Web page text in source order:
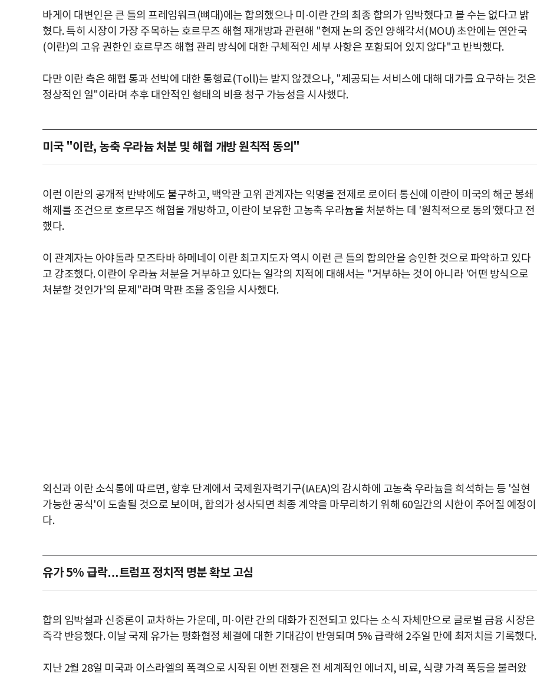
바게이 대변인은 큰 틀의 프레임워크(뼈대)에는 합의했으나 미·이란 간의 최종 합의가 임박했다고 볼 수는 없다고 밝
혔다. 특히 시장이 가장 주목하는 호르무즈 해협 재개방과 관련해 "현재 논의 중인 양해각서(MOU) 초안에는 연안국
(이란)의 고유 권한인 호르무즈 해협 관리 방식에 대한 구체적인 세부 사항은 포함되어 있지 않다"고 반박했다.
다만 이란 측은 해협 통과 선박에 대한 통행료(Toll)는 받지 않겠으나, "제공되는 서비스에 대해 대가를 요구하는 것은
정상적인 일"이라며 추후 대안적인 형태의 비용 청구 가능성을 시사했다.
미국 "이란, 농축 우라늄 처분 및 해협 개방 원칙적 동의"
이런 이란의 공개적 반박에도 불구하고, 백악관 고위 관계자는 익명을 전제로 로이터 통신에 이란이 미국의 해군 봉쇄
해제를 조건으로 호르무즈 해협을 개방하고, 이란이 보유한 고농축 우라늄을 처분하는 데 '원칙적으로 동의'했다고 전
했다.
이 관계자는 아야톨라 모즈타바 하메네이 이란 최고지도자 역시 이런 큰 틀의 합의안을 승인한 것으로 파악하고 있다
고 강조했다. 이란이 우라늄 처분을 거부하고 있다는 일각의 지적에 대해서는 "거부하는 것이 아니라 '어떤 방식으로
처분할 것인가'의 문제"라며 막판 조율 중임을 시사했다.
외신과 이란 소식통에 따르면, 향후 단계에서 국제원자력기구(IAEA)의 감시하에 고농축 우라늄을 희석하는 등 '실현
가능한 공식'이 도출될 것으로 보이며, 합의가 성사되면 최종 계약을 마무리하기 위해 60일간의 시한이 주어질 예정이
다.
유가 5% 급락…트럼프 정치적 명분 확보 고심
합의 임박설과 신중론이 교차하는 가운데, 미·이란 간의 대화가 진전되고 있다는 소식 자체만으로 글로벌 금융 시장은
즉각 반응했다. 이날 국제 유가는 평화협정 체결에 대한 기대감이 반영되며 5% 급락해 2주일 만에 최저치를 기록했다.
지난 2월 28일 미국과 이스라엘의 폭격으로 시작된 이번 전쟁은 전 세계적인 에너지, 비료, 식량 가격 폭등을 불러왔